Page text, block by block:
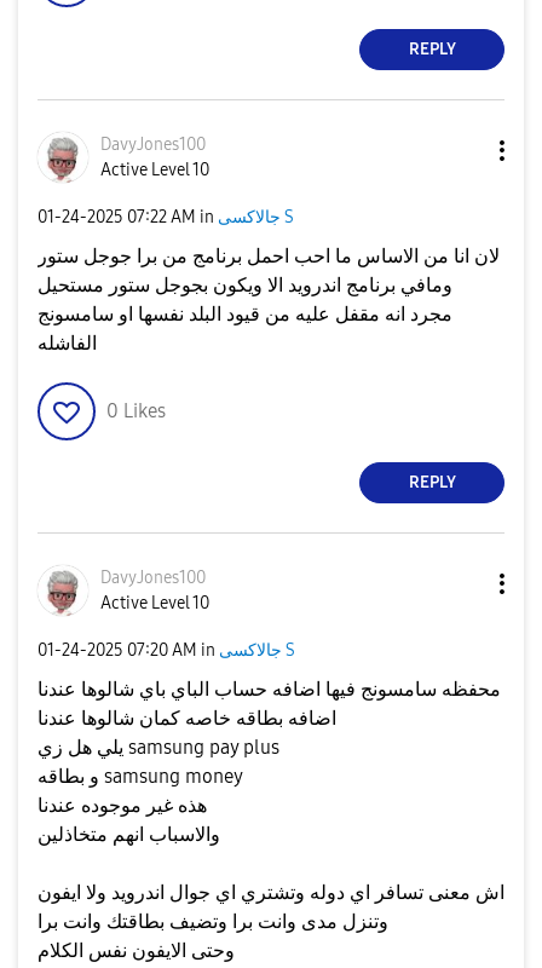
REPLY
DavyJones100
Active Level 10
‎01-24-2025 07:22 AM in جالاكسى S
لان انا من الاساس ما احب احمل برنامج من برا جوجل ستور
ومافي برنامج اندرويد الا ويكون بجوجل ستور مستحيل
مجرد انه مقفل عليه من قيود البلد نفسها او سامسونج
الفاشله
0 Likes
REPLY
DavyJones100
Active Level 10
‎01-24-2025 07:20 AM in جالاكسى S
محفظه سامسونج فيها اضافه حساب الباي باي شالوها عندنا
اضافه بطاقه خاصه كمان شالوها عندنا
يلي هل زي samsung pay plus
و بطاقه samsung money
هذه غير موجوده عندنا
والاسباب انهم متخاذلين
اش معنى تسافر اي دوله وتشتري اي جوال اندرويد ولا ايفون
وتنزل مدى وانت برا وتضيف بطاقتك وانت برا
وحتى الايفون نفس الكلام